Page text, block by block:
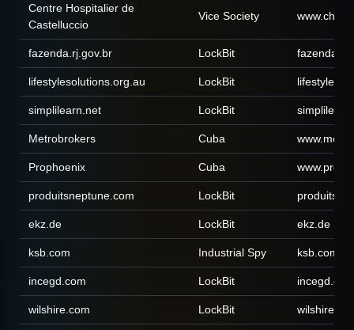
Centre Hospitalier de
Castelluccio
Vice Society www.ch-
fazenda.rj.gov.br LockBit
lifestylesolutions.org.au LockBit
simplilearn.net LockBit
Metrobrokers Cuba
Prophoenix Cuba
produitsneptune.com LockBit
ekz.de LockBit ekz.de
ksb.com Industrial Spy ksb.com
incegd.com LockBit incegd.com
wilshire.com LockBit